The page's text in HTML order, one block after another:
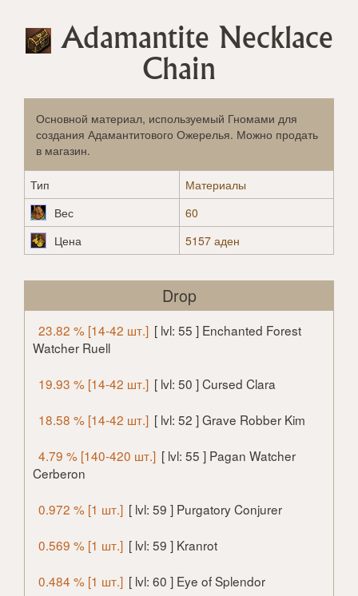
Adamantite Necklace
Chain
Основной материал, используемый Гномами для
создания Адамантитового Ожерелья. Можно продать
в магазин.
Тип
Материалы
Вес
60
Цена
5157 аден
Drop
23.82 % [14-42 шт.] [ lvl: 55 ] Enchanted Forest
Watcher Ruell
19.93 % [14-42 шт.] [ lvl: 50 ] Cursed Clara
18.58 % [14-42 шт.] [ lvl: 52 ] Grave Robber Kim
4.79 % [140-420 шт.] [ lvl: 55 ] Pagan Watcher
Cerberon
0.972 % [1 шт.] [ lvl: 59 ] Purgatory Conjurer
0.569 % [1 шт.] [ lvl: 59 ] Kranrot
0.484 % [1 шт.] [ lvl: 60 ] Eye of Splendor